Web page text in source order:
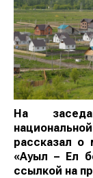
На
рассказал о
«Ауыл – Ел
ссылкой на